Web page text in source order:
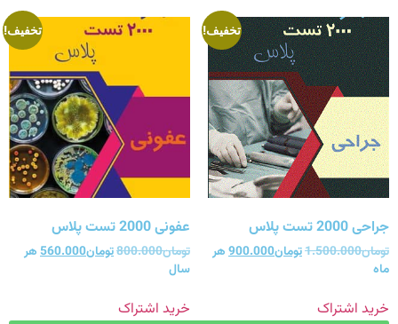
تخفیف!
جراحی 2000 تست پلاس
تومان1.500.000تومان900.000هر
ماه
خرید اشتراک
تخفیف!
عفونی 2000 تست پلاس
تومان800.000تومان560.000هر
سال
خرید اشتراک